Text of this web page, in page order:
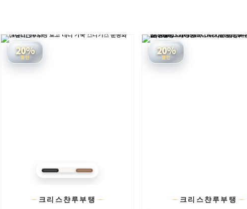
20%
할인
크리스챤루부탱
20%
할인
크리스챤루부탱